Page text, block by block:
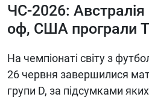
Про нас
ЧС-2026:
оф, США програли
На чемпіонаті світу з
26 червня завершилися
групи D, за підсумками яких